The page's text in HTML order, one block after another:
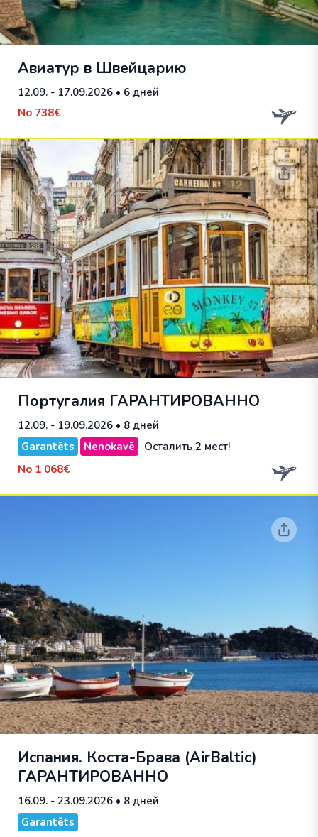
Авиатур в Швейцарию
12.09. - 17.09.2026 • 6 дней
No 738€
Португалия ГАРАНТИРОВАННО
12.09. - 19.09.2026 • 8 дней
Garantēts
Nenokavē
Осталить 2 мест!
No 1 068€
Испания. Коста-Брава (AirBaltic)
ГАРАНТИРОВАННО
16.09. - 23.09.2026 • 8 дней
Garantēts